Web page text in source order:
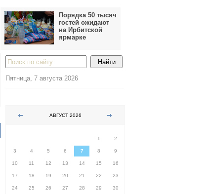
Порядка 50 тысяч
гостей ожидают
на Ирбитской
ярмарке
Пятница, 7 августа 2026
АВГУСТ 2026
1
2
3 4 5 6 7 8 9
10 11 12 13 14 15 16
17 18 19 20 21 22 23
24 25 26 27 28 29 30